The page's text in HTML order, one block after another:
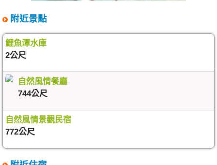
附近景點
鯉魚潭水庫
2公尺
自然風情餐廳
744公尺
自然風情景觀民宿
772公尺